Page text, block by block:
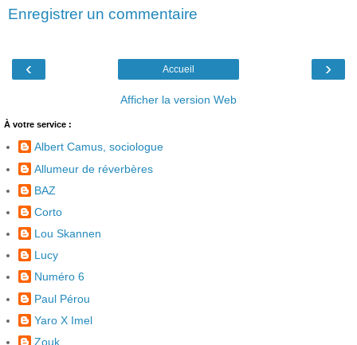
Enregistrer un commentaire
‹ ›
Accueil
Afficher la version Web
À votre service :
Albert Camus, sociologue
Allumeur de réverbères
BAZ
Corto
Lou Skannen
Lucy
Numéro 6
Paul Pérou
Yaro X Imel
Zouk